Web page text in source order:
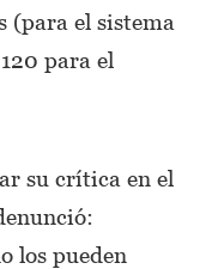
(para el sistema
para el
su crítica en el
los pueden